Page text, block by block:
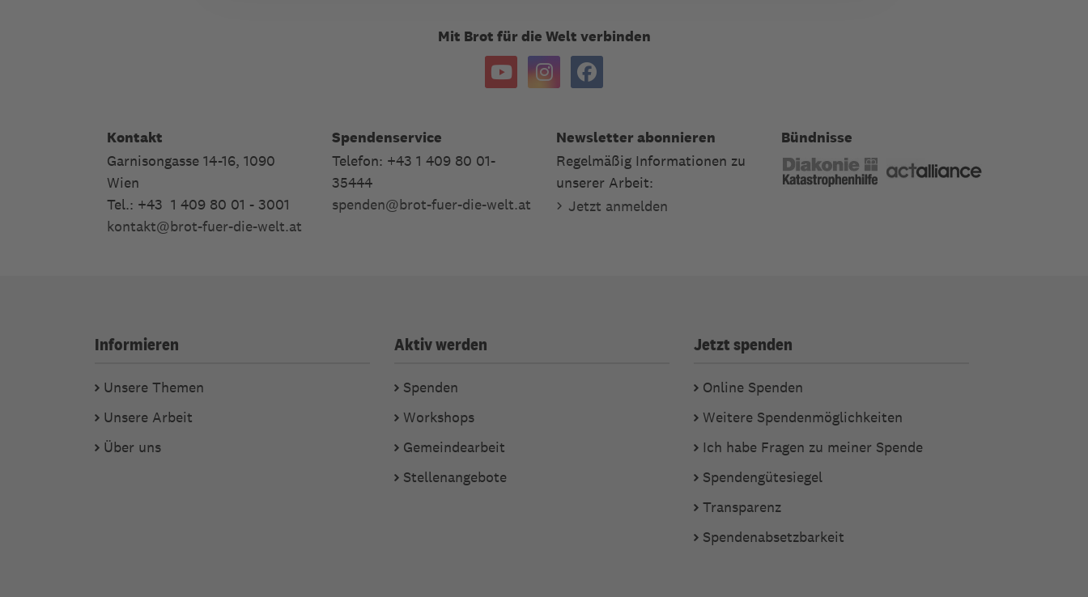
Mit Brot für die Welt verbinden
Kontakt
Garnisongasse 14-16, 1090
Wien
Tel.: +43 1 409 80 01 - 3001
kontakt@brot-fuer-die-welt.at
Spendenservice
Telefon: +43 1 409 80 01-
35444
spenden@brot-fuer-die-welt.at
Newsletter abonnieren
Regelmäßig Informationen zu
unserer Arbeit:
Jetzt anmelden
Bündnisse
Informieren
Unsere Themen
Unsere Arbeit
Über uns
Aktiv werden
Spenden
Workshops
Gemeindearbeit
Stellenangebote
Jetzt spenden
Online Spenden
Weitere Spendenmöglichkeiten
Ich habe Fragen zu meiner Spende
Spendengütesiegel
Transparenz
Spendenabsetzbarkeit